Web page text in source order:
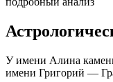
У имени Алина
имени Григорий —